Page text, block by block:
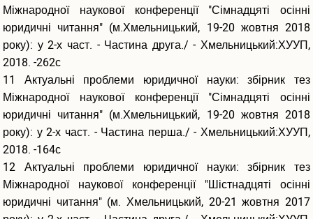
Міжнародної наукової конференції "Сімнадцяті осінні
юридичні читання" (м.Хмельницький, 19-20 жовтня 2018
року): у 2-х част. - Частина друга./ - Хмельницький:ХУУП,
2018. -262с
11 Актуальні проблеми юридичної науки: збірник тез
Міжнародної наукової конференції "Сімнадцяті осінні
юридичні читання" (м.Хмельницький, 19-20 жовтня 2018
року): у 2-х част. - Частина перша./ - Хмельницький:ХУУП,
2018. -164с
12 Актуальні проблеми юридичної науки: збірник тез
Міжнародної наукової конференції "Шістнадцяті осінні
юридичні читання" (м. Хмельницький, 20-21 жовтня 2017